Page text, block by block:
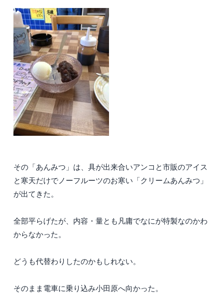
その「あんみつ」は、具が出来合いアンコと市販のアイス
と寒天だけでノーフルーツのお寒い「クリームあんみつ」
が出てきた。
全部平らげたが、内容・量とも凡庸でなにが特製なのかわ
からなかった。
どうも代替わりしたのかもしれない。
そのまま電車に乗り込み小田原へ向かった。